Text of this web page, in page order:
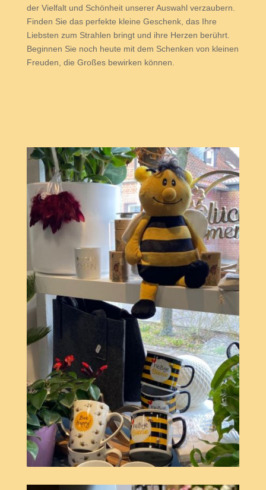
der Vielfalt und Schönheit unserer Auswahl verzaubern.
Finden Sie das perfekte kleine Geschenk, das Ihre
Liebsten zum Strahlen bringt und ihre Herzen berührt.
Beginnen Sie noch heute mit dem Schenken von kleinen
Freuden, die Großes bewirken können.